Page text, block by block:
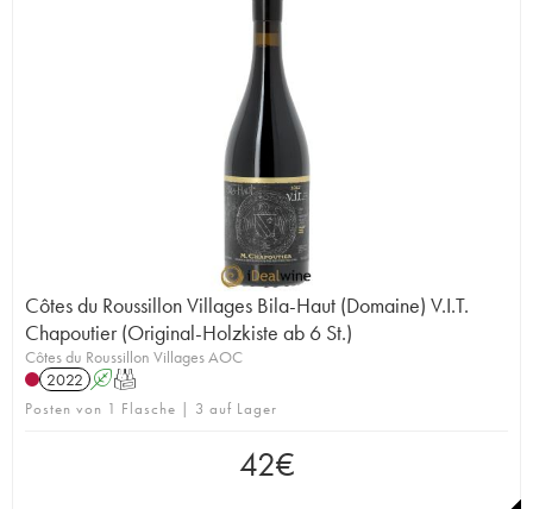
Côtes du Roussillon Villages Bila-Haut (Domaine) V.I.T.
Chapoutier (Original-Holzkiste ab 6 St.)
Côtes du Roussillon Villages AOC
2022 AT
Posten von 1 Flasche | 3 auf Lager
42€